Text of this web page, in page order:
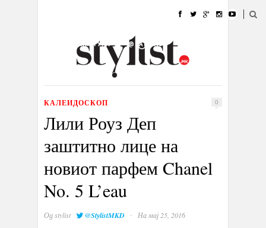
УБАВИНА
КУЛТУРА @РАБОТА
ИЗЛОГ
КАЛЕИДОСКОП 0
Лили Роуз Деп
заштитно лице на
новиот парфем Chanel
No. 5 L’eau
Одstylist @StylistMKD · На мај 25, 2016